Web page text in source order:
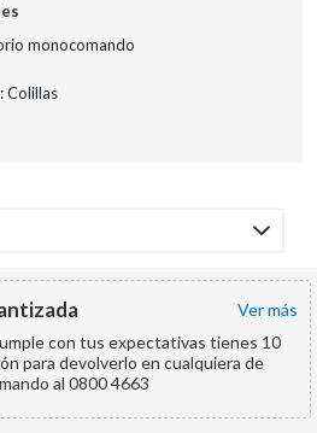
monocomando
Colillas
ver más
con tus expectativas tienes 10
para devolverlo en cualquiera de
al 0800 4663